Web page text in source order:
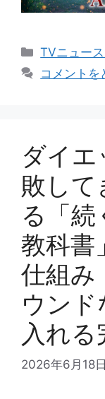
カ
TVニュー
コメントを
ダイ
敗して
る「
教科書
仕組み
ウン
入れる
2026年6月18日